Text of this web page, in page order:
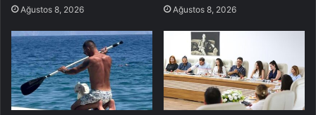
Ağustos 8, 2026 Ağustos 8, 2026